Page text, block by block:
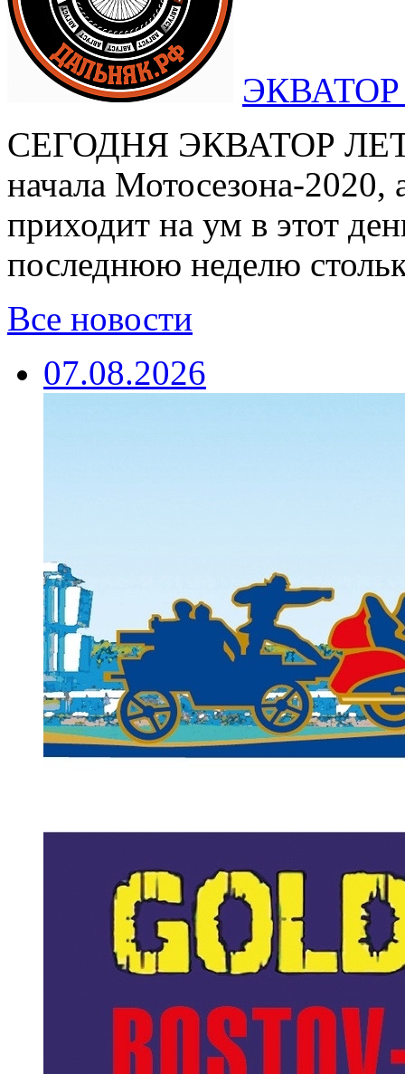
СЕГОДНЯ ЭКВАТОР
начала Мотосезона-
приходит на ум в этот
последнюю неделю
Все новости
07.08.2026